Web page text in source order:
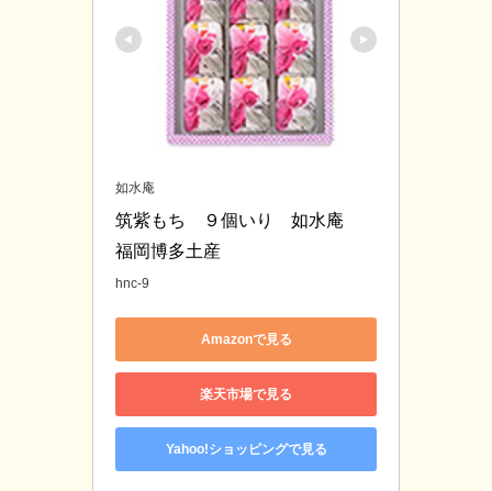
如水庵
筑紫もち　９個いり　如水庵
福岡博多土産
hnc-9
Amazonで見る
楽天市場で見る
Yahoo!ショッピングで見る